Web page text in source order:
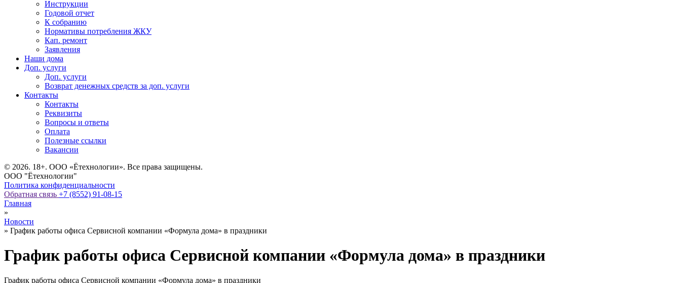
Инструкции
Годовой отчет
К собранию
Нормативы потребления ЖКУ
Кап. ремонт
Заявления
Наши дома
Доп. услуги
Доп. услуги
Возврат денежных средств за доп. услуги
Контакты
Контакты
Реквизиты
Вопросы и ответы
Оплата
Полезные ссылки
Вакансии
© 2026. 18+. ООО «Ётехнологии». Все права защищены.
ООО "Ётехнологии"
Политика конфиденциальности
Обратная связь +7 (8552) 91-08-15
Главная
»
Новости
» График работы офиса Сервисной компании «Формула дома» в праздники
График работы офиса Сервисной компании «Формула дома» в праздники
График работы офиса Сервисной компании «Формула дома» в праздники